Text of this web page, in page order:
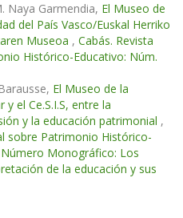
Naya Garmendia, El Museo de
del País Vasco/Euskal Herriko
Museoa , Cabás. Revista
Histórico-Educativo: Núm.
El Museo de la
y el Ce.S.I.S, entre la
y la educación patrimonial ,
sobre Patrimonio Histórico-
Monográfico: Los
de la educación y sus